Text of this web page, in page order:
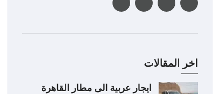
اخر المقالات
ايجار عربية الى مطار القاهرة